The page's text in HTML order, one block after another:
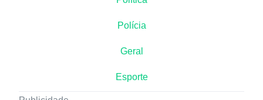
Polícia
Geral
Esporte